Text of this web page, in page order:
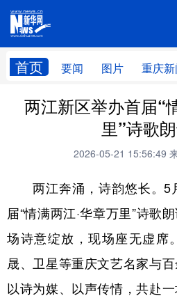
首页 要闻 图片 重庆
网站地
两江新区举办首届“
里”诗歌
2026-05-21 15:56:49
两江奔涌，诗韵悠长。5
届“情满两江·华章万里”诗歌
场诗意绽放，现场座无虚席
晟、卫星等重庆文艺名家与
以诗为媒、以声传情，共赴